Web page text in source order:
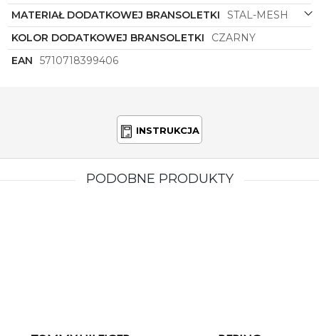
MATERIAŁ DODATKOWEJ BRANSOLETKI
STAL-MESH
KOLOR DODATKOWEJ BRANSOLETKI
CZARNY
EAN
5710718399406
INSTRUKCJA
PODOBNE PRODUKTY